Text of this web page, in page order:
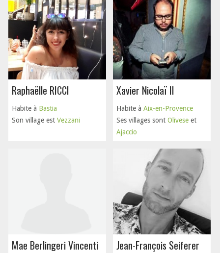
Raphaëlle RICCI
Habite à Bastia
Son village est Vezzani
Xavier Nicolaï II
Habite à Aix-en-Provence
Ses villages sont Olivese et
Ajaccio
Mae Berlingeri Vincenti Jean-François Seiferer